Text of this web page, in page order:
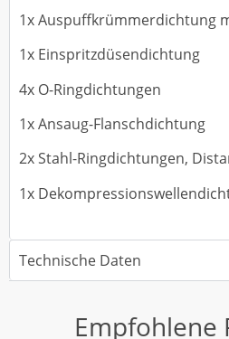
1x Auspuffkrümmerdichtung
1x Einspritzdüsendichtung
4x O-Ringdichtungen
1x Ansaug-Flanschdichtung
2x Stahl-Ringdichtungen,
1x
Technische Daten
Empfohlene